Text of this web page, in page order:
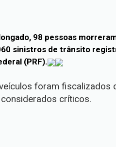
98 pessoas
sinistros de trânsito
(PRF).
foram fiscalizados
críticos.